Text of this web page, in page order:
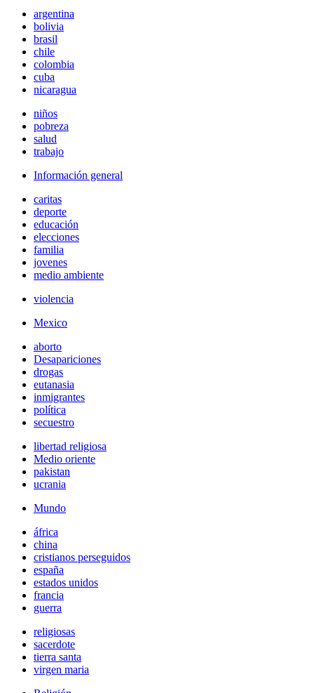
argentina
bolivia
brasil
chile
colombia
cuba
nicaragua
niños
pobreza
salud
trabajo
Información general
caritas
deporte
educación
elecciones
familia
jovenes
medio ambiente
violencia
Mexico
aborto
Desapariciones
drogas
eutanasia
inmigrantes
política
secuestro
libertad religiosa
Medio oriente
pakistan
ucrania
Mundo
áfrica
china
cristianos perseguidos
españa
estados unidos
francia
guerra
religiosas
sacerdote
tierra santa
virgen maria